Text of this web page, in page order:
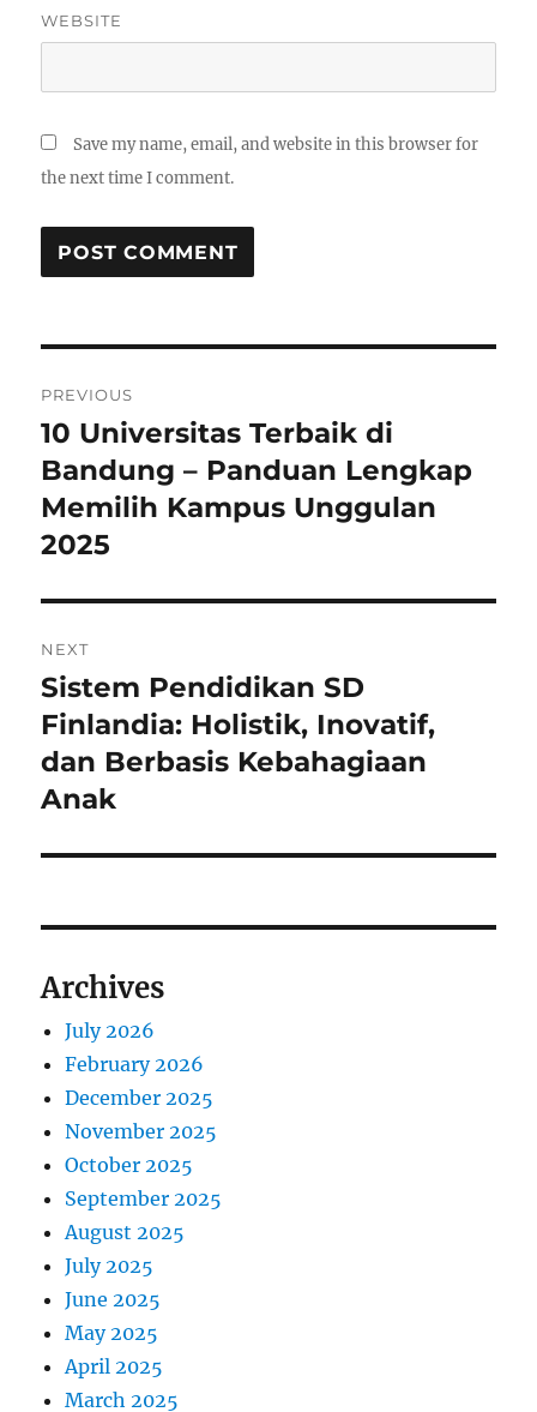
WEBSITE
Save my name, email, and website in this browser for
the next time I comment.
navigation
PREVIOUS
Previous
post:
10 Universitas Terbaik di
Bandung – Panduan Lengkap
Memilih Kampus Unggulan
2025
NEXT
Next
post:
Sistem Pendidikan SD
Finlandia: Holistik, Inovatif,
dan Berbasis Kebahagiaan
Anak
Archives
July 2026
February 2026
December 2025
November 2025
October 2025
September 2025
August 2025
July 2025
June 2025
May 2025
April 2025
March 2025